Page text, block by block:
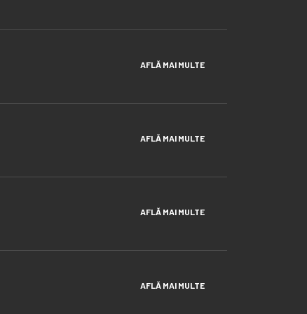
AFLĂ MAI MULTE
AFLĂ MAI MULTE
AFLĂ MAI MULTE
AFLĂ MAI MULTE